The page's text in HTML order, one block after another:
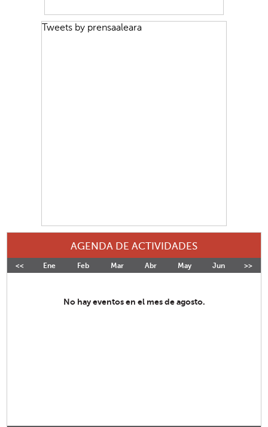
Tweets by prensaaleara
AGENDA DE ACTIVIDADES
<< Ene Feb Mar Abr May Jun Jul
>>
No hay eventos en el mes de agosto.